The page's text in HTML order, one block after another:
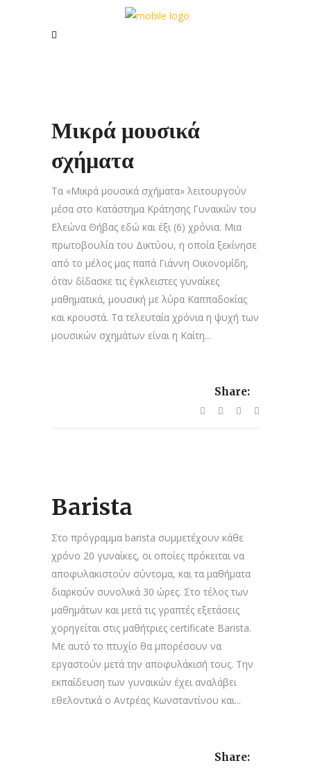
Μικρά μουσικά
σχήματα
Τα «Μικρά μουσικά σχήματα» λειτουργούν
μέσα στο Κατάστημα Κράτησης Γυναικών του
Ελεώνα Θήβας εδώ και έξι (6) χρόνια. Μια
πρωτοβουλία του Δικτύου, η οποία ξεκίνησε
από το μέλος μας παπά Γιάννη Οικονομίδη,
όταν δίδασκε τις έγκλειστες γυναίκες
μαθηματικά, μουσική με λύρα Καππαδοκίας
και κρουστά. Τα τελευταία χρόνια η ψυχή των
μουσικών σχημάτων είναι η Καίτη...
Share:
Barista
Στο πρόγραμμα barista συμμετέχουν κάθε
χρόνο 20 γυναίκες, οι οποίες πρόκειται να
αποφυλακιστούν σύντομα, και τα μαθήματα
διαρκούν συνολικά 30 ώρες. Στο τέλος των
μαθημάτων και μετά τις γραπτές εξετάσεις
χορηγείται στις μαθήτριες certificate Barista.
Με αυτό το πτυχίο θα μπορέσουν να
εργαστούν μετά την αποφυλάκισή τους. Την
εκπαίδευση των γυναικών έχει αναλάβει
εθελοντικά ο Αντρέας Κωνσταντίνου και...
Share: